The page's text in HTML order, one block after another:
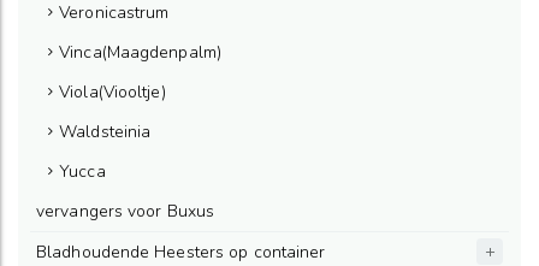
Veronicastrum
Vinca(Maagdenpalm)
Viola(Viooltje)
Waldsteinia
Yucca
vervangers voor Buxus
Bladhoudende Heesters op container